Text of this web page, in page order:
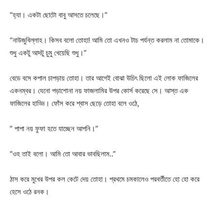
“হ্যা। একটা ছোটো বাবু আসতে চলেছে।”
“নাউজুবিল্লাহ। কিসব বলো তোহা! আমি তো এখনও টাচ পর্যন্ত করলাম না তোমাকে।
শুধু একটু আদটু চুমু খেয়েছি শুধু।”
বেডে বসে কপাল চাপড়ায় তোহা। তার আগেই বোঝা উচিৎ ছিলো এই লোক ফাজিলের
একনম্বর। যেনো পড়াশোনা নয় ফাজলামির উপর কোর্স করেছে সে। আস্ত এক
ফাজিলের হাড্ডি। ফোঁস করে শ্বাস ছেড়ে তোহা বলে ওঠে,
” পাপা নয় ফুফা হতে যাচ্ছেন আপনি।”
“ওহ তাই বলো। আমি তো আবার ভাবছিলাম..”
ঠাস করে মুখের উপর কল কেটে দেয় তোহা। প্রথমে চমকালেও পরবর্তীতে হো হো করে
হেসে ওঠে রনক।